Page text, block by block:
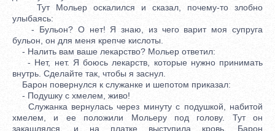
Тут Мольер оскалился и сказал, почему-то злобно
улыбаясь:
- Бульон? О нет! Я знаю, из чего варит моя супруга
бульон, он для меня крепче кислоты.
- Налить вам ваше лекарство? Мольер ответил:
- Нет, нет. Я боюсь лекарств, которые нужно принимать
внутрь. Сделайте так, чтобы я заснул.
Барон повернулся к служанке и шепотом приказал:
- Подушку с хмелем, живо!
Служанка вернулась через минуту с подушкой, набитой
хмелем, и ее положили Мольеру под голову. Тут он
закашлялся, и на платке выступила кровь. Барон